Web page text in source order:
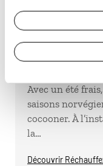
glacées
Avec un été
saisons
cocooner. À
la…
Découvrir